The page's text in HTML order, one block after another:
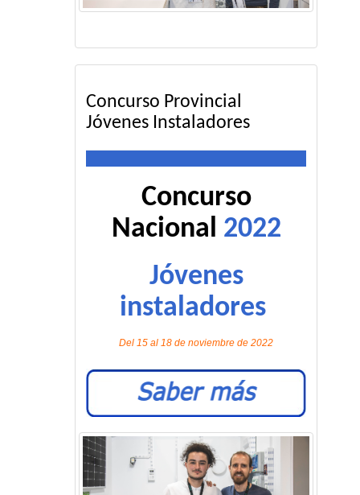
Concurso Provincial
Jóvenes Instaladores
Concurso
Nacional 2022
Jóvenes
instaladores
Del 15 al 18 de noviembre de 2022